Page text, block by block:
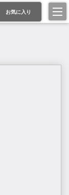
お気に入り